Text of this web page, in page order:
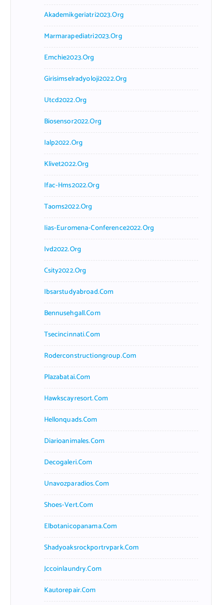
Akademikgeriatri2023.org
Marmarapediatri2023.org
Emchie2023.org
Girisimselradyoloji2022.org
Utcd2022.org
Biosensor2022.org
Ialp2022.org
Klivet2022.org
Ifac-Hms2022.org
Taoms2022.org
Iias-Euromena-Conference2022.org
Ivd2022.org
Csity2022.org
Ibsarstudyabroad.com
Bennusehgall.com
Tsecincinnati.com
Roderconstructiongroup.com
Plazabatai.com
Hawkscayresort.com
Hellonquads.com
Diarioanimales.com
Decogaleri.com
Unavozparadios.com
Shoes-Vert.com
Elbotanicopanama.com
Shadyoaksrockportrvpark.com
Jccoinlaundry.com
Kautorepair.com